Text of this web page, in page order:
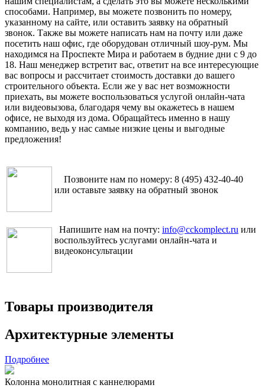
способами. Например, вы можете позвонить по номеру,
указанному на сайте, или оставить заявку на обратный
звонок. Также вы можете написать нам на почту или даже
посетить наш офис, где оборудован отличный шоу-рум. Мы
находимся на Проспекте Мира и работаем в будние дни с 9 до
18. Наш менеджер встретит вас, ответит на все интересующие
вас вопросы и рассчитает стоимость доставки до вашего
строительного объекта. Если же у вас нет возможности
приехать, вы можете воспользоваться услугой онлайн-чата
или видеовызова, благодаря чему вы окажетесь в нашем
офисе, не выходя из дома. Обращайтесь именно в нашу
компанию, ведь у нас самые низкие цены и выгодные
предложения!
Позвоните нам по номеру: 8 (495) 432-40-40
или оставьте заявку на обратный звонок
Напишите нам на почту: info@cckomplect.ru или
воспользуйтесь услугами онлайн-чата и
видеоконсультации
Товары производителя
Архитектурные элементы
Подробнее
Колонна монолитная с каннелюрами